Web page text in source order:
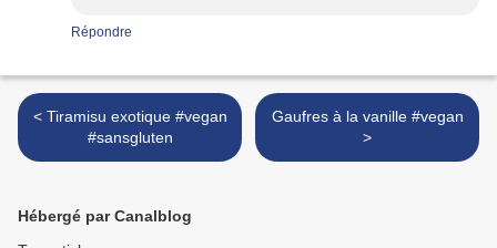
Répondre
< Tiramisu exotique #vegan
#sansgluten
Gaufres à la vanille #vegan
>
Hébergé par Canalblog